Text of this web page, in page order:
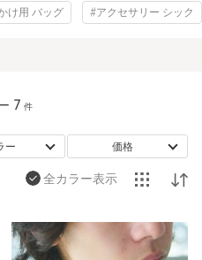
け用 バッグ #アクセサリー シック
7 件
ー 価格
全カラー表示